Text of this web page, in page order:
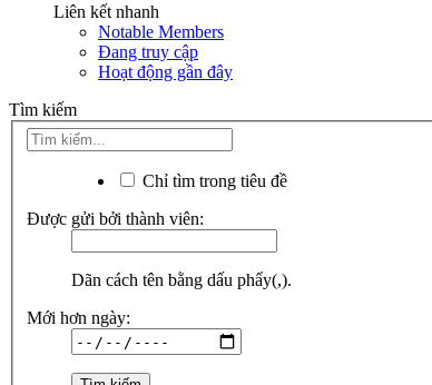
Liên kết nhanh
Notable Members
Đang truy cập
Hoạt động gần đây
Tìm kiếm
Chỉ tìm trong tiêu đề
Được gửi bởi thành viên:
Dãn cách tên bằng dấu phẩy(,).
Mới hơn ngày: